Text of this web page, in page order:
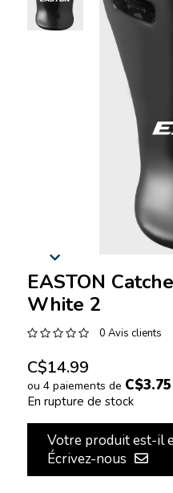
EASTON
White 2
0 Avis clients
C$14.99
ou 4 paiements de C$3.75
En rupture de stock
Votre produit est-il
Écrivez-nous